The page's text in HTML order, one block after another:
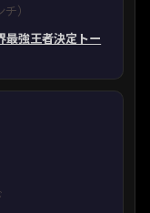
）
強王者決定トー